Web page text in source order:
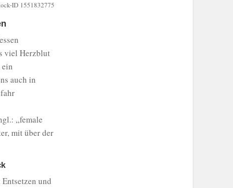
ID 1551832775
viel Herzblut
auch in
„female
mit über der
und